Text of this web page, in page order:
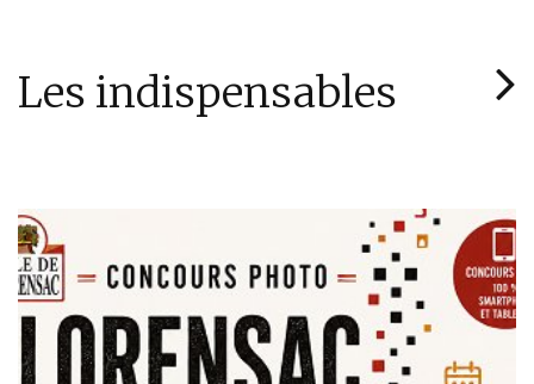
Les indispensables